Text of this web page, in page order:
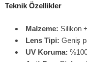
Teknik Özellikler
Malzeme: Silikon
Lens Tipi: Geniş
UV Koruma: